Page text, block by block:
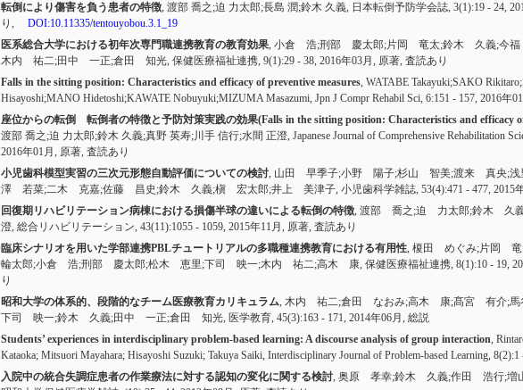
転倒により傷害を負う患者の特徴, 渡部 喬之;迫 力太郎;長島 潤;鈴木 久義, 日本転倒予防学会誌, 3(1):19 - 24,
り ,
DOI:10.11335/tentouyobou.3.1_19
医系総合大学における初年次専門職連携教育の教育効果, 小倉 浩;刑部 慶太郎;片岡 竜太;鈴木 久義;今
木内 祐二;田中 一正;倉田 知光, 保健医療福祉連携, 9(1):29 - 38, 2016年03月, 原著, 査読あり
Falls in the sitting position: Characteristics and efficacy of preventive measures, WATABE Takayuki;SAKO
Hisayoshi;MANO Hidetoshi;KAWATE Nobuyuki;MIZUMA Masazumi, Jpn J Compr Rehabil Sci, 6:151 - 157, 2016年
座位からの転倒 転倒者の特徴と予防対策実践の効果(Falls in the sitting position: Characteristics and efficacy
渡部 喬之;迫 力太郎;鈴木 久義;真野 英寿;川手 信行;水間 正澄, Japanese Journal of Comprehensive Rehabilitation
2016年01月, 原著, 査読あり
小児歯科模型実習の三次元形態自動評価についての検討, 山田 早季子;小野 陽子;杉山 智美;渡来 真央;
澤 若菜;二木 克嘉;佐藤 昌史;鈴木 久義;槇 宏太郎;井上 美津子, 小児歯科学雑誌, 53(4):471 - 477, 2015
回復期リハビリテーション病棟における損傷半球の違いによる転倒の特徴, 渡部 喬之;迫 力太郎;鈴木 久
澄, 総合リハビリテーション, 43(11):1055 - 1059, 2015年11月, 原著, 査読あり
臨床シナリオを用いた学部連携PBLチュートリアルの多職種連携教育における有用性, 榎田 めぐみ;片岡
輪太郎;小倉 浩;刑部 慶太郎;松木 恵里;下司 映一;木内 祐二;高木 康, 保健医療福祉連携, 8(1):10 - 19,
り
昭和大学の体系的、段階的なチーム医療教育カリキュラム, 木内 祐二;倉田 なおみ;高木 康;髙宮 有介;
下司 映一;鈴木 久義;田中 一正;倉田 知光, 医学教育, 45(3):163 - 171, 2014年06月, 総説
Students’ experiences in interdisciplinary problem-based learning: A discourse analysis of group interaction,
Kataoka; Mitsuori Mayahara; Hisayoshi Suzuki; Takuya Saiki, Interdisciplinary Journal of Problem-based Learning, 8(2):1
入院中の統合失調症患者の作業療法に対する認知の変化に関する検討, 奥原 孝幸;鈴木 久義;作田 浩行;増